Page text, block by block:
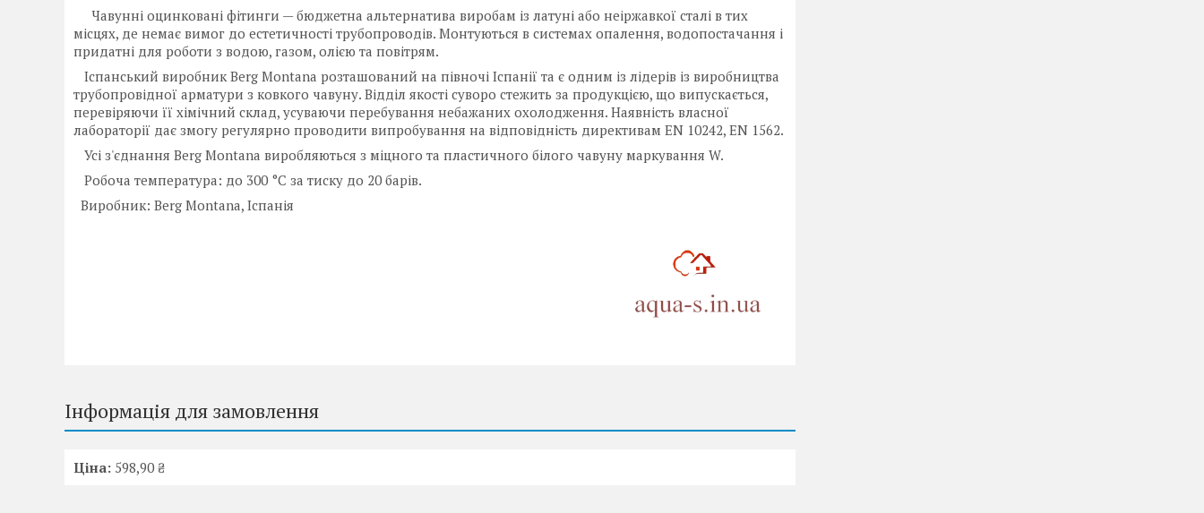
Чавунні оцинковані фітинги — бюджетна альтернатива виробам із латуні або неіржавкої сталі в тих
місцях, де немає вимог до естетичності трубопроводів. Монтуються в системах опалення, водопостачання і
придатні для роботи з водою, газом, олією та повітрям.
Іспанський виробник Berg Montana розташований на півночі Іспанії та є одним із лідерів із виробництва
трубопровідної арматури з ковкого чавуну. Відділ якості суворо стежить за продукцією, що випускається,
перевіряючи її хімічний склад, усуваючи перебування небажаних охолодження. Наявність власної
лабораторії дає змогу регулярно проводити випробування на відповідність директивам EN 10242, EN 1562.
Усі з'єднання Berg Montana виробляються з міцного та пластичного білого чавуну маркування W.
Робоча температура: до 300 °C за тиску до 20 барів.
Виробник: Berg Montana, Іспанія
Інформація для замовлення
Ціна: 598,90 ₴